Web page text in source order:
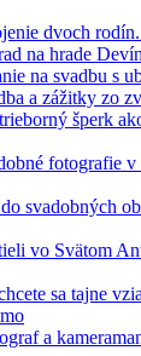
dvoch
na hrade
na svadbu s
a zážitky zo
šperk
fotografie
svadobných
vo Svätom
sa tajne
a